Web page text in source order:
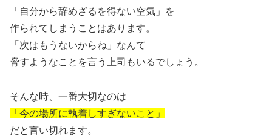
「自分から辞めざるを得ない空気」を
作られてしまうことはあります。
「次はもうないからね」なんて
脅すようなことを言う上司もいるでしょう。
そんな時、一番大切なのは
「今の場所に執着しすぎないこと」
だと言い切れます。